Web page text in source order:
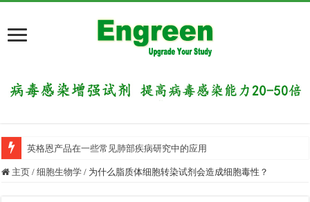
英格恩产品在一些常见肺部疾病研究中的应用
主页 / 细胞生物学 / 为什么脂质体细胞转染试剂会造成细胞毒性？